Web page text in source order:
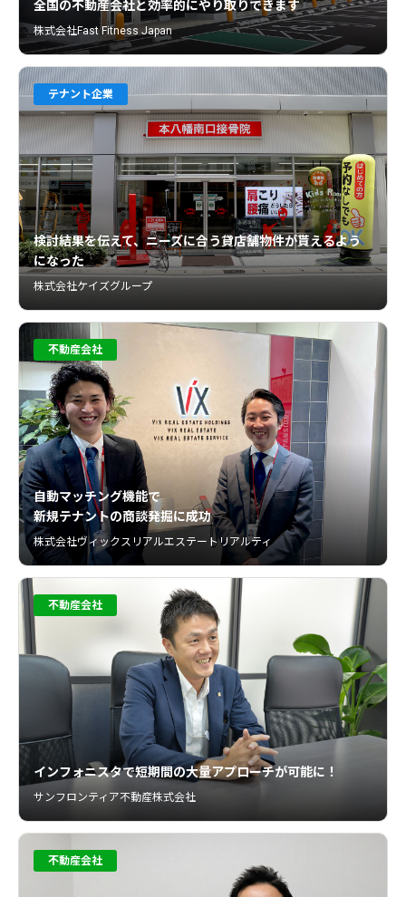
全国の不動産会社と効率的にやり取りできます
株式会社Fast Fitness Japan
検討結果を伝えて、ニーズに合う貸店舗物件が貰えるよう
になった
株式会社ケイズグループ
テナント企業
自動マッチング機能で
新規テナントの商談発掘に成功
株式会社ヴィックスリアルエステートリアルティ
不動産会社
インフォニスタで短期間の大量アプローチが可能に！
サンフロンティア不動産株式会社
不動産会社
不動産会社